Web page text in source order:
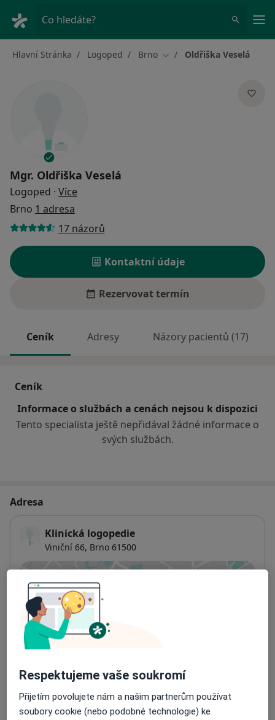
Co hledáte?
Hlavní Stránka Logoped Brno Změna města
Oldřiška Veselá
Mgr. Oldřiška Veselá
Logoped · Více
Brno 1 adresa
17 názorů
Kontaktní údaje
Rezervovat termín
Ceník Adresy Názory pacientů (17)
Ceník
Informace o službách a cenách nejsou k dispozici
Tento specialista ještě nepřidával žádné informace o
svých službách.
Adresa
Klinická logopedie
Viniční 66, Brno 61500
Dostupnost
Na této adrese online kalendář není aktivní
Co mám v takové situaci udělat?
Způsoby platby (soukromé návštěvy)
Na teto adrese lékař přijímá pacienty na pojišťovnu
Detaily
Respektujeme vaše soukromí
Přijetím povolujete nám a našim partnerům používat
soubory cookie (nebo podobné technologie) ke